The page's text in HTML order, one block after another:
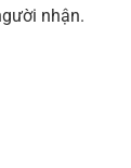
nhận.